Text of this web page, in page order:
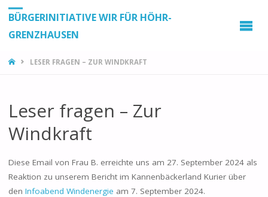
BÜRGERINITIATIVE WIR FÜR HÖHR-
GRENZHAUSEN
STARTLESER FRAGEN – ZUR WINDKRAFT
Leser fragen – Zur
Windkraft
Diese Email von Frau B. erreichte uns am 27. September 2024 als
Reaktion zu unserem Bericht im Kannenbäckerland Kurier über
den Infoabend Windenergie am 7. September 2024.